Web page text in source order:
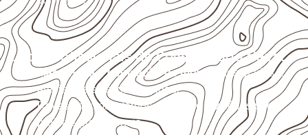
Usos profissionais do Compensado Naval
Marcenaria e fabricação de móveis
destinados a
ambientes sujeitos à umidade.
Revestimentos internos, painéis e divisórias para
projetos profissionais.